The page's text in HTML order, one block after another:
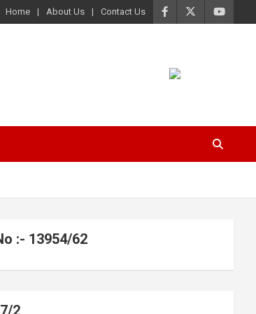
Home About Us Contact Us
:- 13954/62
2